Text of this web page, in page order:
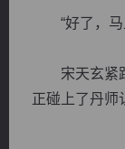
“好了，马
宋天玄紧跟
正碰上了丹师